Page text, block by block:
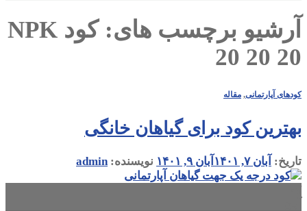
آرشیو برچسب های:
کود NPK
20 20 20
کودهای آپارتمانی, مقاله
بهترین کود برای گیاهان خانگی
تاریخ: آبان ۷, ۱۴۰۱ آبان ۹, ۱۴۰۱ نویسنده:admin